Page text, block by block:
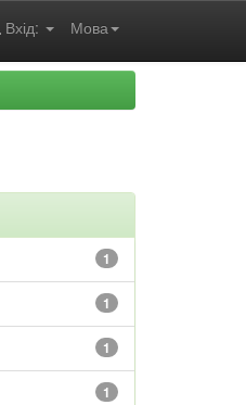
Мова
Вхід:
1
1
1
1